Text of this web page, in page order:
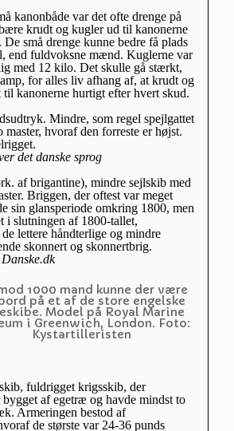
kanonbåde var det ofte drenge på
krudt og kugler ud til kanonerne
De små drenge kunne bedre få plads
end fuldvoksne mænd. Kuglerne var
med 12 kilo. Det skulle gå stærkt,
for alles liv afhang af, at krudt og
kanonerne hurtigt efter hvert skud.
Mindre, som regel spejlgattet
master, hvoraf den forreste er højst.
det danske sprog
af brigantine), mindre sejlskib med
Briggen, der oftest var meget
sin glansperiode omkring 1800, men
i slutningen af 1800-tallet,
lettere håndterlige og mindre
skonnert og skonnertbrig.
1000 mand kunne der være
på et af de store engelske
Model på Royal Marine
i Greenwich, London. Foto:
Kystartilleristen
fuldrigget krigsskib, der
af egetræ og havde mindst to
Armeringen bestod af
de største var 24-36 punds